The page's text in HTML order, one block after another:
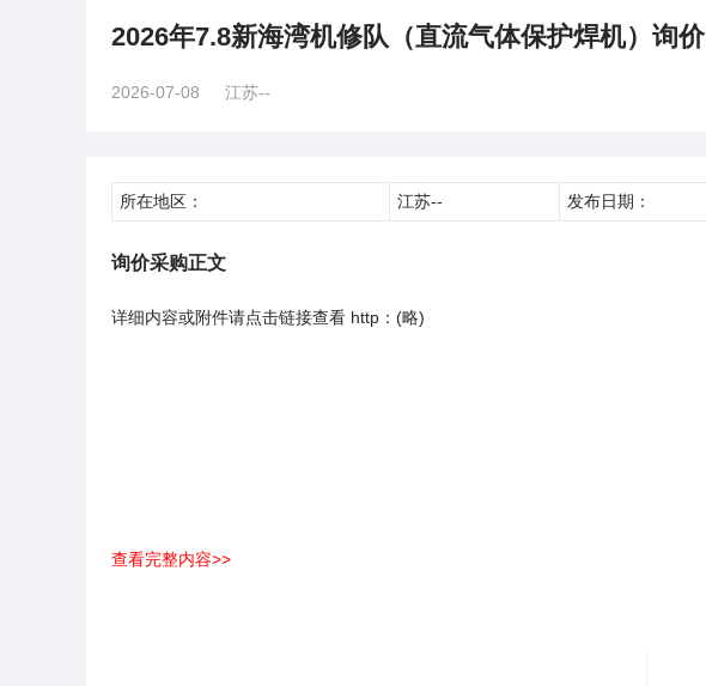
VIP项目
询价采购
2026年7.8新海湾机修队（直流气体保护焊机）询价
2026-07-08 江苏--
所在地区： 江苏-- 发布日期：
询价采购正文
详细内容或附件请点击链接查看 http：(略)
查看完整内容>>